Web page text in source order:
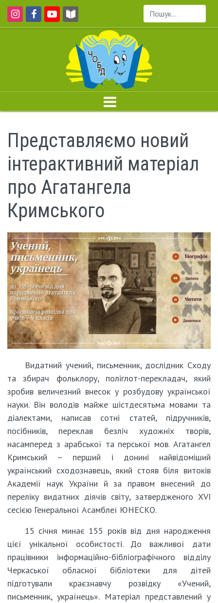
Пошук...
Представляємо новий
інтерактивний матеріал
про Агатангела
Кримського
Видатний учений, письменник, дослідник Сходу
та збирач фольклору, поліглот-перекладач, який
зробив величезний внесок у розбудову української
науки. Він володів майже шістдесятьма мовами та
діалектами, написав сотні статей, підручників,
посібників, переклав безліч художніх творів,
насамперед з арабської та перської мов. Агатангел
Кримський – перший і донині найвідоміший
український сходознавець, який стояв біля витоків
Академії наук України й за правом внесений до
переліку видатних діячів світу, затвердженого XVI
сесією Генеральної Асамблеї ЮНЕСКО.
15 січня минає 155 років від дня народження
цієї унікальної особистості. До важливої дати
працівники інформаційно-бібліографічного відділу
Черкаської обласної бібліотеки для дітей
підготували краєзнавчу розвідку «Учений,
письменник, українець». Матеріал представлений у